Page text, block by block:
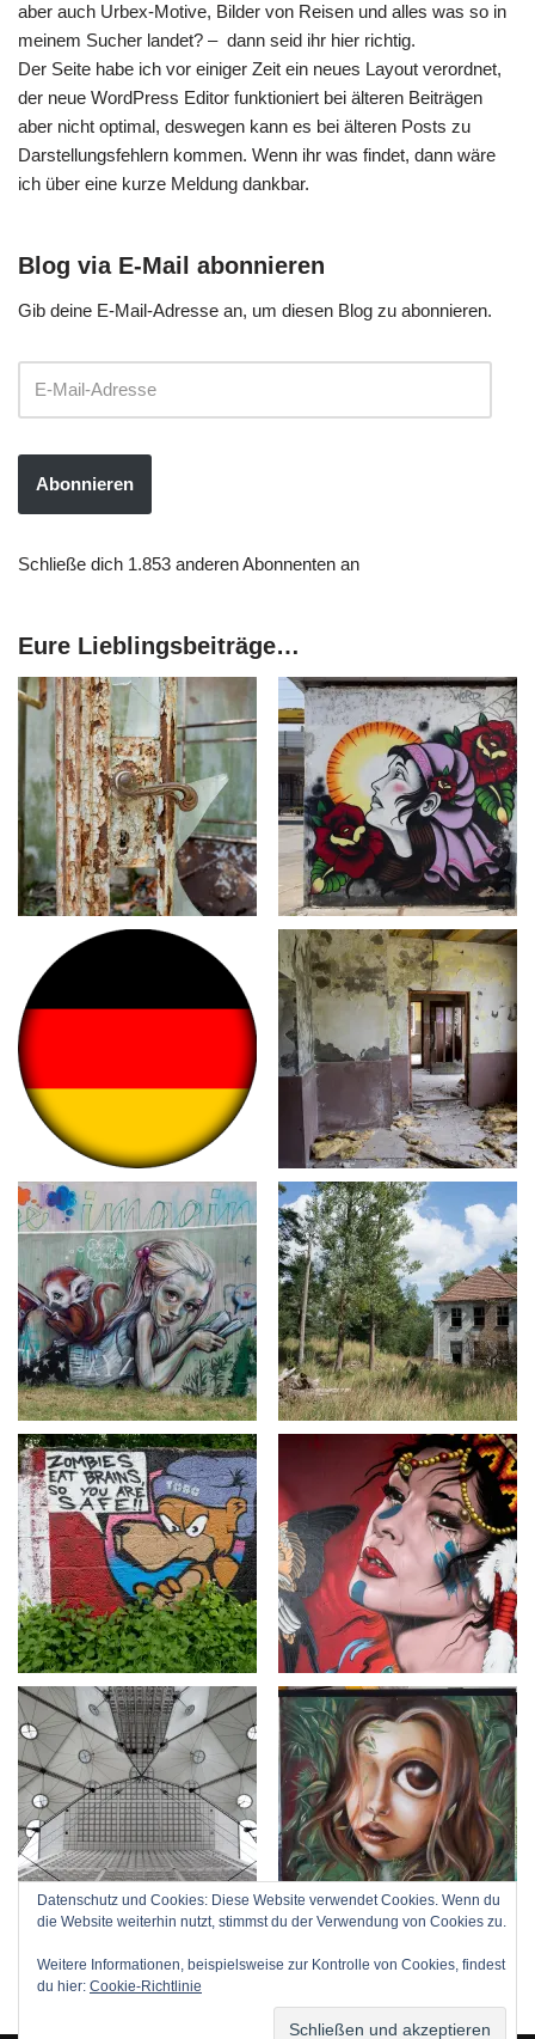
aber auch Urbex-Motive, Bilder von Reisen und alles was so in
meinem Sucher landet? – dann seid ihr hier richtig.
Der Seite habe ich vor einiger Zeit ein neues Layout verordnet,
der neue WordPress Editor funktioniert bei älteren Beiträgen
aber nicht optimal, deswegen kann es bei älteren Posts zu
Darstellungsfehlern kommen. Wenn ihr was findet, dann wäre
ich über eine kurze Meldung dankbar.
Blog via E-Mail abonnieren
Gib deine E-Mail-Adresse an, um diesen Blog zu abonnieren.
Abonnieren
Schließe dich 1.853 anderen Abonnenten an
Eure Lieblingsbeiträge…
Datenschutz und Cookies: Diese Website verwendet Cookies. Wenn du
die Website weiterhin nutzt, stimmst du der Verwendung von Cookies zu.
Weitere Informationen, beispielsweise zur Kontrolle von Cookies, findest
du hier: Cookie-Richtlinie